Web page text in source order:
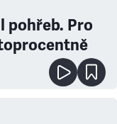
pohřeb. Pro